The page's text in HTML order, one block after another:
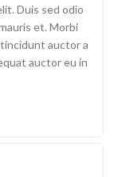
Duis sed odio
et. Morbi
auctor a
auctor eu in